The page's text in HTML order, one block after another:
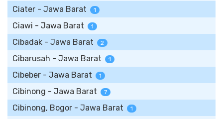
Ciater - Jawa Barat 1
Ciawi - Jawa Barat 1
Cibadak - Jawa Barat 2
Cibarusah - Jawa Barat 1
Cibeber - Jawa Barat 1
Cibinong - Jawa Barat 7
Cibinong, Bogor - Jawa Barat 1